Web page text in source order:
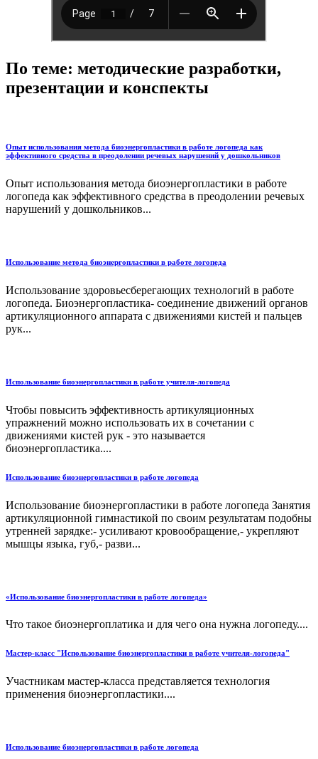
По теме: методические разработки,
презентации и конспекты
Опыт использования метода биоэнергопластики в работе логопеда как
эффективного средства в преодолении речевых нарушений у дошкольников
Опыт использования метода биоэнергопластики в работе
логопеда как эффективного средства в преодолении речевых
нарушений у дошкольников...
Использование метода биоэнергопластики в работе логопеда
Использование здоровьесберегающих технологий в работе
логопеда. Биоэнергопластика- соединение движений органов
артикуляционного аппарата с движениями кистей и пальцев
рук...
Использование биоэнергопластики в работе учителя-логопеда
Чтобы повысить эффективность артикуляционных
упражнений можно использовать их в сочетании с
движениями кистей рук - это называется
биоэнергопластика....
Использование биоэнергопластики в работе логопеда
Использование биоэнергопластики в работе логопеда Занятия
артикуляционной гимнастикой по своим результатам подобны
утренней зарядке:- усиливают кровообращение,- укрепляют
мышцы языка, губ,- разви...
«Использование биоэнергопластики в работе логопеда»
Что такое биоэнергоплатика и для чего она нужна логопеду....
Мастер-класс "Использование биоэнергопластики в работе учителя-логопеда"
Участникам мастер-класса представляется технология
применения биоэнергопластики....
Использование биоэнергопластики в работе логопеда